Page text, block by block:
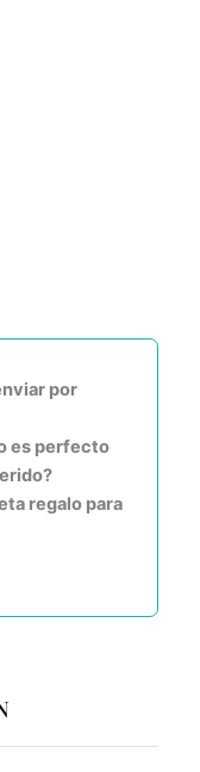
por
es perfecto
regalo para